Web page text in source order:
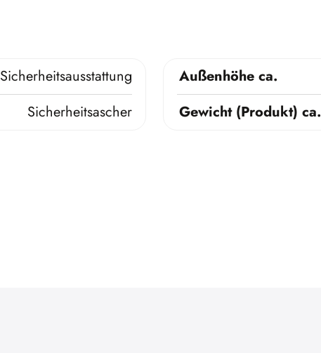
Sicherheitsausstattung
Sicherheitsascher
Außenhöhe ca.
Gewicht (Produkt) ca.